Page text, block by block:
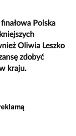
Polska
Oliwia Leszko
zdobyć
kraju.